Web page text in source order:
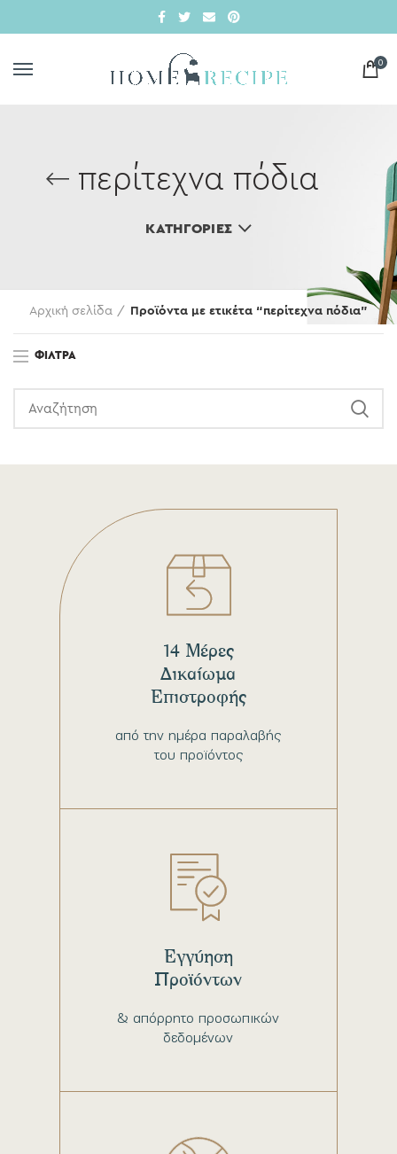
0
περίτεχνα πόδια
ΚΑΤΗΓΟΡΊΕΣ
Αρχική σελίδα Προϊόντα με ετικέτα “περίτεχνα πόδια”
ΦΊΛΤΡΑ
από την ημέρα παραλαβής
του προϊόντος
14 Μέρες
Δικαίωμα
Επιστροφής
& απόρρητο προσωπικών
δεδομένων
Εγγύηση
Προϊόντων